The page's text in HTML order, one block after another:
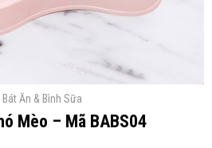
Bát Ăn & Bình Sữa
Mèo – Mã BABS04